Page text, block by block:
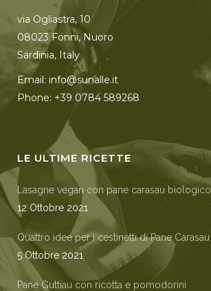
via Ogliastra, 10
08023 Fonni, Nuoro
Sardinia, Italy
Email: info@sunalle.it
Phone: +39 0784 589268
LE ULTIME RICETTE
Lasagne vegan con pane carasau biologico
12 Ottobre 2021
Quattro idee per i cestinetti di Pane Carasau
5 Ottobre 2021
Pane Guttiau con ricotta e pomodorini